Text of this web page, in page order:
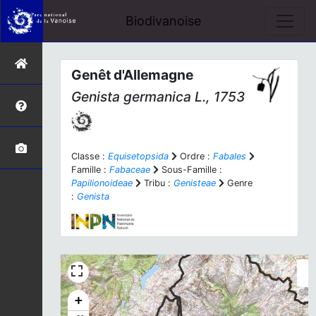
Biodivanoise
Genêt d'Allemagne
Genista germanica L., 1753
Classe : Equisetopsida Ordre : Fabales
Famille : Fabaceae
Sous-Famille :
Papilionoideae
Tribu : Genisteae
Genre
: Genista
+